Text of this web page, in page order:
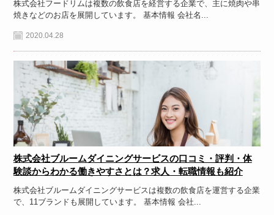
株式会社フードリムは複数の飲食店を経営する企業で、主に焼肉や串
焼きなどのお店を展開しています。 基本情報 会社名...
2020.04.28
株式会社ブルームダイニングサービスの口コミ・評判・体
験談からわかる働きやすさとは？求人・転職情報も紹介
株式会社ブルームダイニングサービスは複数の飲食店を運営する企業
で、11ブランドも展開しています。 基本情報 会社...